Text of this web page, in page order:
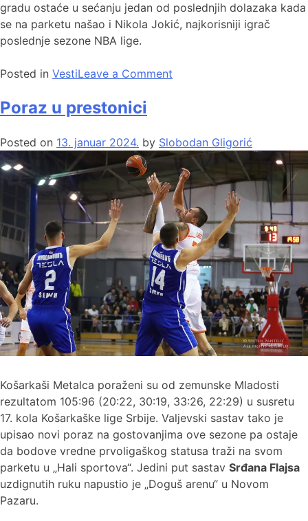
gradu ostaće u sećanju jedan od poslednjih dolazaka kada
se na parketu našao i Nikola Jokić, najkorisniji igrač
poslednje sezone NBA lige.
Posted in VestiLeave a Comment
Poraz u prestonici
Posted on 13. januar 2024. by Slobodan Gligorić
Košarkaši Metalca poraženi su od zemunske Mladosti
rezultatom 105:96 (20:22, 30:19, 33:26, 22:29) u susretu
17. kola Košarkaške lige Srbije. Valjevski sastav tako je
upisao novi poraz na gostovanjima ove sezone pa ostaje
da bodove vredne prvoligaškog statusa traži na svom
parketu u „Hali sportova“. Jedini put sastav Srđana Flajsa
uzdignutih ruku napustio je „Doguš arenu“ u Novom
Pazaru.